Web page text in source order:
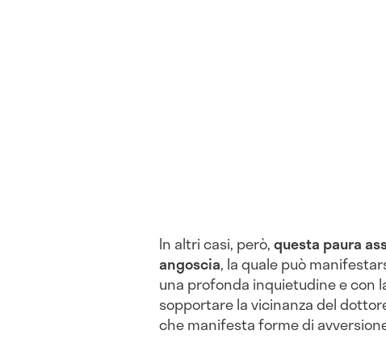
In altri casi, però,questa paura
angoscia, la quale può
una profonda inquietudine e con
sopportare la vicinanza del
che manifesta forme di